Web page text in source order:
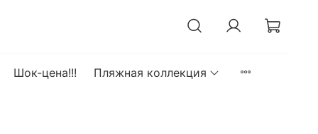
Шок-цена!!! Пляжная коллекция